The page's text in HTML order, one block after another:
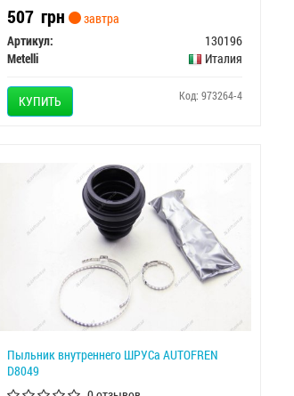
507грн
завтра
Артикул:
130196
Metelli
Италия
КУПИТЬ Код: 973264-4
Пыльник внутреннего ШРУСа AUTOFREN
D8049